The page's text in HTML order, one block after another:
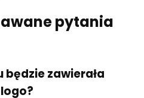
pytania
zawierała